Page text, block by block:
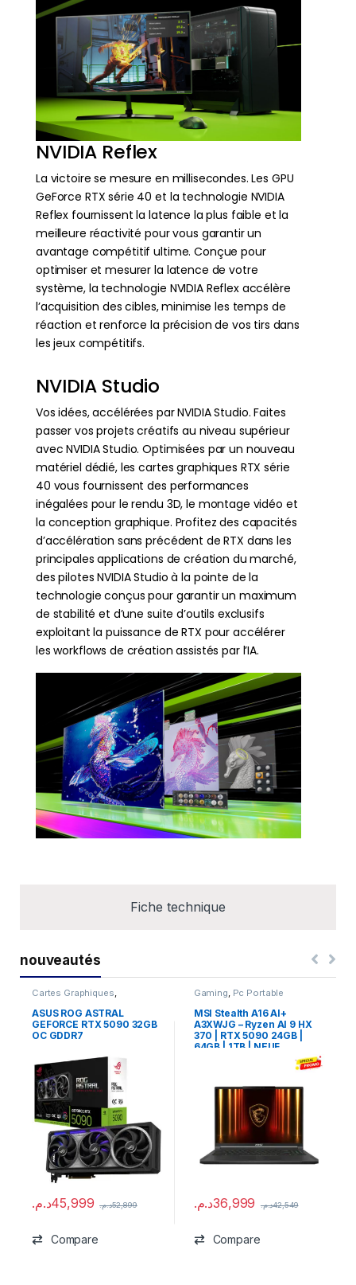
Fiche technique
NVIDIA Reflex
La victoire se mesure en millisecondes. Les GPU
GeForce RTX série 40 et la technologie NVIDIA
Reflex fournissent la latence la plus faible et la
meilleure réactivité pour vous garantir un
avantage compétitif ultime. Conçue pour
optimiser et mesurer la latence de votre
système, la technologie NVIDIA Reflex accélère
l’acquisition des cibles, minimise les temps de
réaction et renforce la précision de vos tirs dans
les jeux compétitifs.
NVIDIA Studio
Vos idées, accélérées par NVIDIA Studio. Faites
passer vos projets créatifs au niveau supérieur
avec NVIDIA Studio. Optimisées par un nouveau
matériel dédié, les cartes graphiques RTX série
40 vous fournissent des performances
inégalées pour le rendu 3D, le montage vidéo et
la conception graphique. Profitez des capacités
d’accélération sans précédent de RTX dans les
principales applications de création du marché,
des pilotes NVIDIA Studio à la pointe de la
technologie conçus pour garantir un maximum
de stabilité et d’une suite d’outils exclusifs
exploitant la puissance de RTX pour accélérer
les workflows de création assistés par l’IA.
nouveautés
Cartes Graphiques,
ASUS ROG ASTRAL
GEFORCE RTX 5090 32GB
OC GDDR7
45,999د.م. 52,899د.م.
Compare
Gaming, Pc Portable
MSI Stealth A16 AI+
A3XWJG – Ryzen AI 9 HX
370 | RTX 5090 24GB |
64GB | 1TB | NEUF
36,999د.م. 42,549د.م.
Compare